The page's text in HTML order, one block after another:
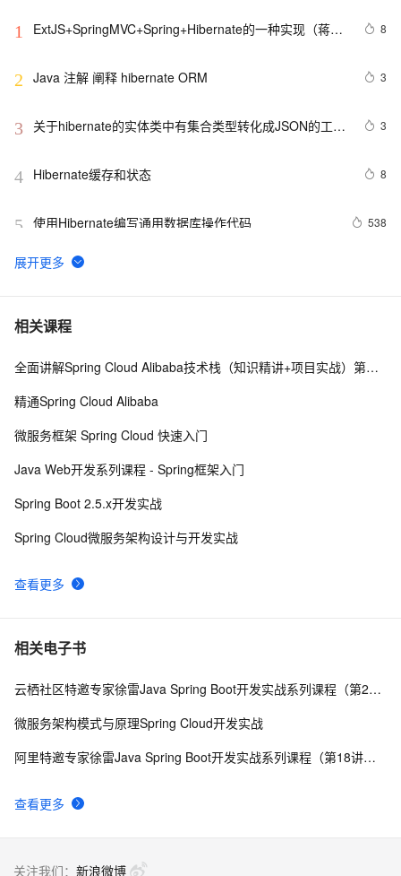
1
ExtJS+SpringMVC+Spring+Hibernate的一种实现（蒋锋
8
2 Java 注解 阐释 hibernate ORM 3
3
关于hibernate的实体类中有集合类型转化成JSON的工具
3
4 Hibernate缓存和状态 8
5 使用Hibernate编写通用数据库操作代码 538
6 Spring3 整合 Hibernate4实现数据库操作(1)
7 Hibernate添加日志--log4j
8 Hibernate进行对象的增删改查
10HIbernate处理数据更新丢失
相关课程
查看更多
全面讲解Spring Cloud Alibaba技术栈（知识精讲+项目实战）第三阶段
精通Spring Cloud Alibaba
微服务框架 Spring Cloud 快速入门
Java Web开发系列课程 - Spring框架入门
Spring Boot 2.5.x开发实战
Spring Cloud微服务架构设计与开发实战
相关电子书
查看更多
云栖社区特邀专家徐雷Java Spring Boot开发实战系列课程（第20讲）：经典面试题与阿里等名企内部招聘求职面试技巧
微服务架构模式与原理Spring Cloud开发实战
阿里特邀专家徐雷Java Spring Boot开发实战系列课程（第18讲）：制作Java Docker镜像与推送到DockerHub和阿里云Docker仓库
关注我们： 新浪微博